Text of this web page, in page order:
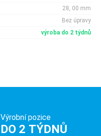
28, 00 mm
Bez úpravy
výroba do 2 týdnů
Výrobní pozice
DO 2 TÝDNŮ